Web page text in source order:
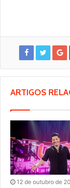
ARTIGOS
12 de outubro de